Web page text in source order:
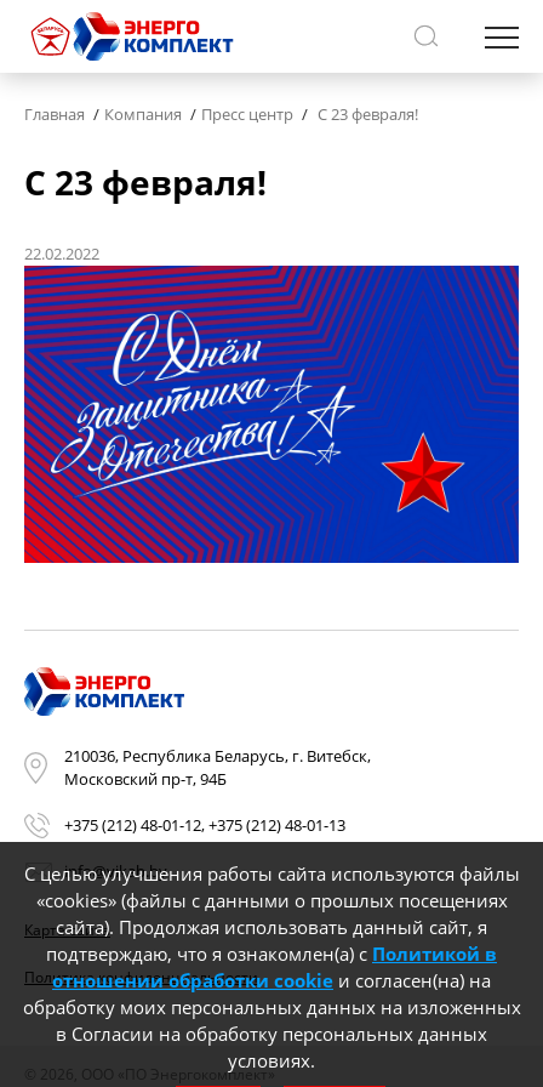
Главная Компания Пресс центр С 23 февраля!
С 23 февраля!
22.02.2022
210036, Республика Беларусь, г. Витебск,
Московский пр-т, 94Б
+375 (212) 48-01-12,+375 (212) 48-01-13
info@vikab.by
Карта сайта
Политика конфиденциальности
© 2026, ООО «ПО Энергокомплект»
С целью улучшения работы сайта используются файлы
«cookies» (файлы с данными о прошлых посещениях
сайта). Продолжая использовать данный сайт, я
подтверждаю, что я ознакомлен(а) с Политикой в
отношении обработки cookie и согласен(на) на
обработку моих персональных данных на изложенных
в Согласии на обработку персональных данных
условиях.